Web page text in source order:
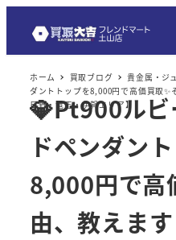
ホーム 買取ブログ 貴金属・ジ
ダントトップを8,000円で高価買取✨
日野・竜王・伊賀エリア】
💎Pt900ルビ
ドペンダン
8,000円で高
由、教えま